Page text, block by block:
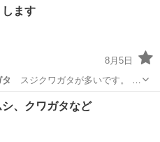
その他
ます
8月5日
スジクワガタが多いです。 ブ
クワガタ
、クワガタなど